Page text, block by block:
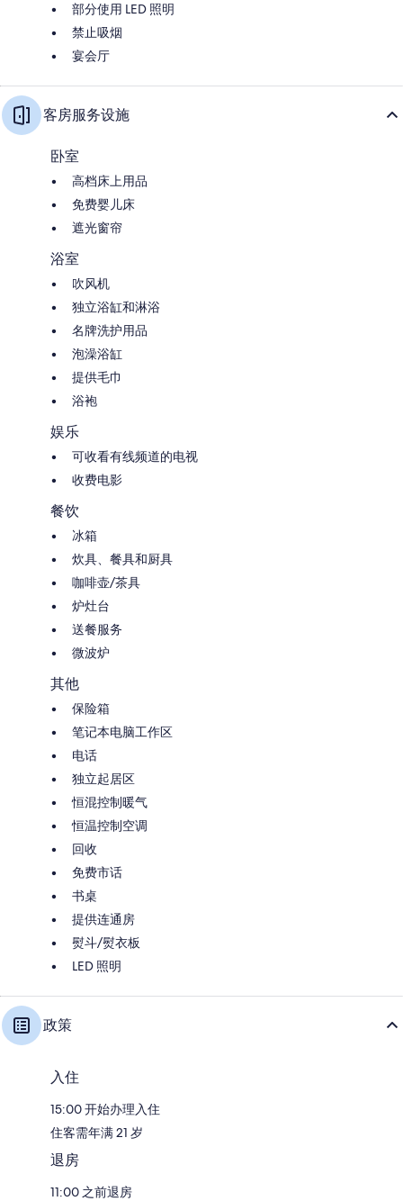
部分使用 LED 照明
禁止吸烟
宴会厅
客房服务设施
卧室
高档床上用品
免费婴儿床
遮光窗帘
浴室
吹风机
独立浴缸和淋浴
名牌洗护用品
泡澡浴缸
提供毛巾
浴袍
娱乐
可收看有线频道的电视
收费电影
餐饮
冰箱
炊具、餐具和厨具
咖啡壶/茶具
炉灶台
送餐服务
微波炉
其他
保险箱
笔记本电脑工作区
电话
独立起居区
恒混控制暖气
恒温控制空调
回收
免费市话
书桌
提供连通房
熨斗/熨衣板
LED 照明
政策
入住
15:00 开始办理入住
住客需年满 21 岁
退房
11:00 之前退房